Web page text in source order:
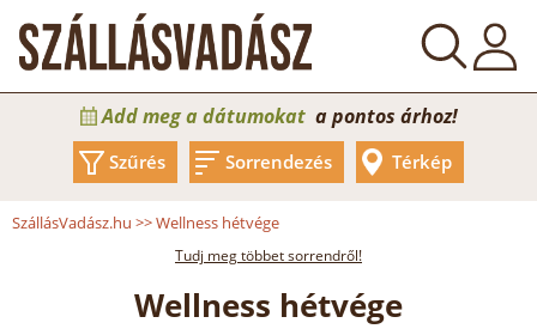
Add meg a dátumokat a pontos árhoz!
Szűrés Sorrendezés Térkép
SzállásVadász.hu >>Wellness hétvége
Tudj meg többet sorrendről!
Wellness hétvége